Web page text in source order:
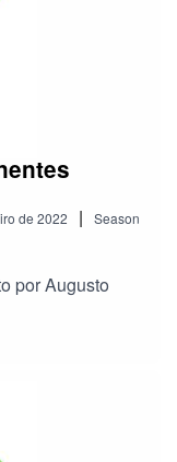
de 2022 |
Season
por Augusto